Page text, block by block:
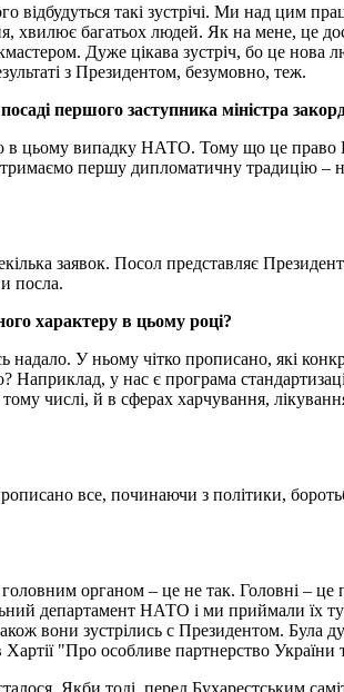
відбудуться такі зустрічі. Ми над цим
хвилює багатьох людей. Як на мене, це
Дуже цікава зустріч, бо це нова
з Президентом, безумовно, теж.
першого заступника міністра
в цьому випадку НАТО. Тому що це
першу дипломатичну традицію –
заявок. Посол представляє
посла.
характеру в цьому році?
У ньому чітко прописано, які
Наприклад, у нас є програма
числі, й в сферах харчування,
все, починаючи з політики,
органом – це не так. Головні – це
департамент НАТО і ми приймали їх
вони зустрілись с Президентом. Була
Хартії "Про особливе партнерство
Якби тоді, перед Бухарестським